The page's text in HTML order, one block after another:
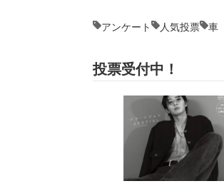
アンケート 人気投票 車
投票受付中！